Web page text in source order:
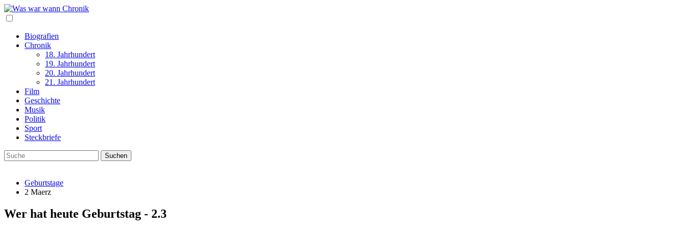
Biografien
Chronik
18. Jahrhundert
19. Jahrhundert
20. Jahrhundert
21. Jahrhundert
Film
Geschichte
Musik
Politik
Sport
Steckbriefe
Geburtstage
2 Maerz
Wer hat heute Geburtstag - 2.3